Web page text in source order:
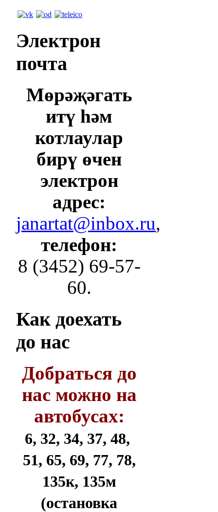
Электрон
почта
Мөрәҗәгать
итү һәм
котлаулар
бирү өчен
электрон
адрес:
janartat@inbox.ru,
телефон:
8 (3452) 69-57-
60.
Как доехать
до нас
Добраться до
нас можно на
автобусах:
6, 32, 34, 37, 48,
51, 65, 69, 77, 78,
135к, 135м
(остановка